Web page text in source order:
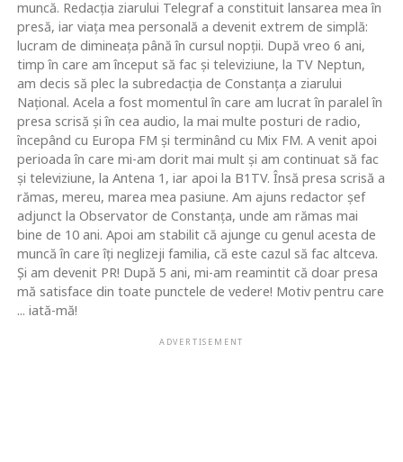
muncă. Redacţia ziarului Telegraf a constituit lansarea mea în
presă, iar viaţa mea personală a devenit extrem de simplă:
lucram de dimineaţa până în cursul nopţii. După vreo 6 ani,
timp în care am început să fac şi televiziune, la TV Neptun,
am decis să plec la subredacţia de Constanţa a ziarului
Naţional. Acela a fost momentul în care am lucrat în paralel în
presa scrisă şi în cea audio, la mai multe posturi de radio,
începând cu Europa FM şi terminând cu Mix FM. A venit apoi
perioada în care mi-am dorit mai mult şi am continuat să fac
şi televiziune, la Antena 1, iar apoi la B1TV. Însă presa scrisă a
rămas, mereu, marea mea pasiune. Am ajuns redactor şef
adjunct la Observator de Constanţa, unde am rămas mai
bine de 10 ani. Apoi am stabilit că ajunge cu genul acesta de
muncă în care îţi neglizeji familia, că este cazul să fac altceva.
Şi am devenit PR! După 5 ani, mi-am reamintit că doar presa
mă satisface din toate punctele de vedere! Motiv pentru care
... iată-mă!
ADVERTISEMENT